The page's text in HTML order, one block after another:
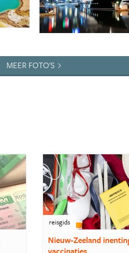
MEER FOTO'S
reisgids
Nieuw-Zeeland